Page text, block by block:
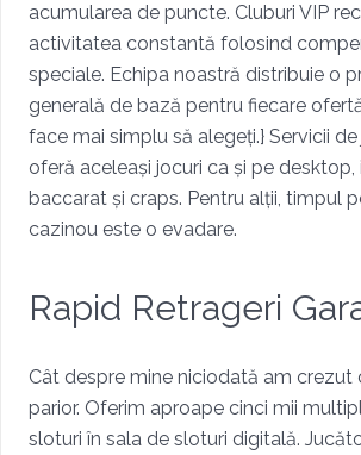
acumularea de puncte. Cluburi VIP
activitatea constantă folosind
speciale. Echipa noastră distribuie o
generală de bază pentru fiecare
face mai simplu să alegeți.} Servicii
oferă aceleași jocuri ca și pe desktop,
baccarat și craps. Pentru alții, timpul
cazinou este o evadare.
Rapid Retrageri
Cât despre mine niciodată am crezut
parior. Oferim aproape cinci mii
sloturi în sala de sloturi digitală.